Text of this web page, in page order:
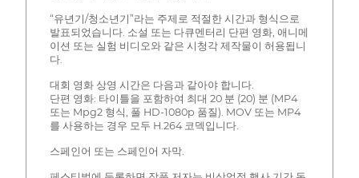
“유년기/청소년기”라는 주제로 적절한 시간과 형식으로
발표되었습니다. 소설 또는 다큐멘터리 단편 영화, 애니메
이션 또는 실험 비디오와 같은 시청각 제작물이 허용됩니
다.
대회 영화 상영 시간은 다음과 같아야 합니다.
단편 영화: 타이틀을 포함하여 최대 20 분 (20) 분 (MP4
또는 Mpg2 형식, 풀 HD-1080p 품질). MOV 또는 MP4
를 사용하는 경우 모두 H.264 코덱입니다.
스페인어 또는 스페인어 자막.